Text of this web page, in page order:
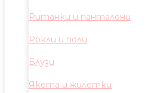
Ританки и панталони
Рокли и поли
Блузи
Якета и жилетки